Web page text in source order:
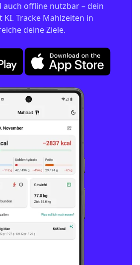
auch offline nutzbar – dein
Tracke Mahlzeiten in
deine Ziele.